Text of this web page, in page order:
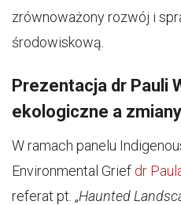
zrównoważony rozwój i
środowiskową.
Prezentacja dr Pauli
ekologiczne a
W ramach panelu
Environmental Grief dr
referat pt. „Haunted